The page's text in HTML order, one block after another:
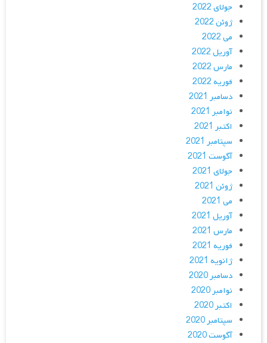
جولای 2022
ژوئن 2022
می 2022
آوریل 2022
مارس 2022
فوریه 2022
دسامبر 2021
نوامبر 2021
اکتبر 2021
سپتامبر 2021
آگوست 2021
جولای 2021
ژوئن 2021
می 2021
آوریل 2021
مارس 2021
فوریه 2021
ژانویه 2021
دسامبر 2020
نوامبر 2020
اکتبر 2020
سپتامبر 2020
آگوست 2020